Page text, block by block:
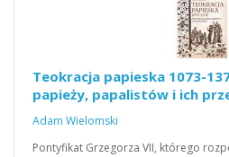
Teokracja papieska 1073-
papieży, papalistów i ich
Adam Wielomski
Pontyfikat Grzegorza VII, którego